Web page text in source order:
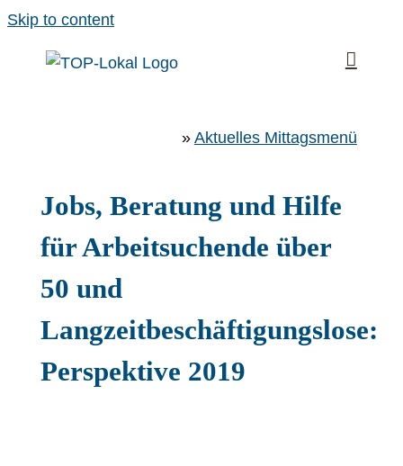
Skip to content
» Aktuelles Mittagsmenü
Jobs, Beratung und Hilfe
für Arbeitsuchende über
50 und
Langzeitbeschäftigungslose:
Perspektive 2019